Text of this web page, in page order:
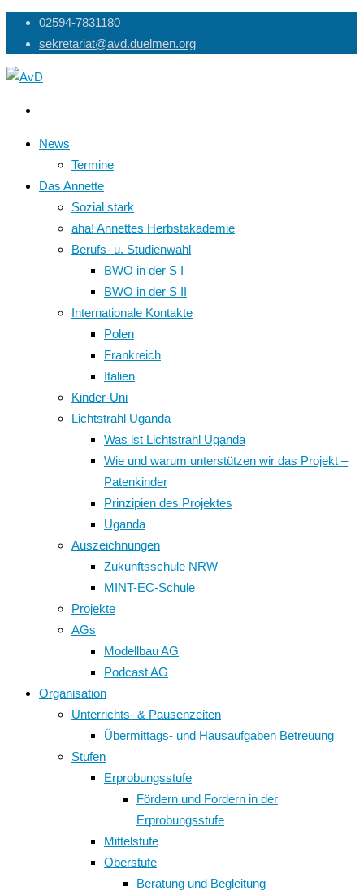
Skip
content
02594-7831180
sekretariat@avd.duelmen.org
News
Termine
Das Annette
Sozial stark
aha! Annettes Herbstakademie
Berufs- u. Studienwahl
BWO in der S I
BWO in der S II
Internationale Kontakte
Polen
Frankreich
Italien
Kinder-Uni
Lichtstrahl Uganda
Was ist Lichtstrahl Uganda
Wie und warum unterstützen wir das Projekt –
Patenkinder
Prinzipien des Projektes
Uganda
Auszeichnungen
Zukunftsschule NRW
MINT-EC-Schule
Projekte
AGs
Modellbau AG
Podcast AG
Organisation
Unterrichts- & Pausenzeiten
Übermittags- und Hausaufgaben Betreuung
Stufen
Erprobungsstufe
Fördern und Fordern in der
Erprobungsstufe
Mittelstufe
Oberstufe
Beratung und Begleitung